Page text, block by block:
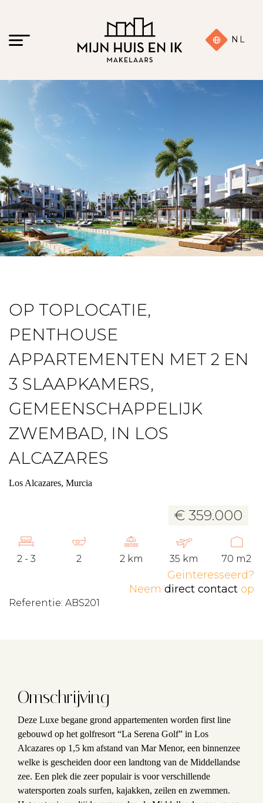
NL
16 foto's
OP TOPLOCATIE,
PENTHOUSE
APPARTEMENTEN MET 2 EN
3 SLAAPKAMERS,
GEMEENSCHAPPELIJK
ZWEMBAD, IN LOS
ALCAZARES
Los Alcazares, Murcia
€ 359.000
2 - 3 2 2 km 35 km 70 m2
Geinteresseerd?
Neem direct contact op
Referentie: ABS201
Omschrijving
Deze Luxe begane grond appartementen worden first line
gebouwd op het golfresort “La Serena Golf” in Los
Alcazares op 1,5 km afstand van Mar Menor, een binnenzee
welke is gescheiden door een landtong van de Middellandse
zee. Een plek die zeer populair is voor verschillende
watersporten zoals surfen, kajakken, zeilen en zwemmen.